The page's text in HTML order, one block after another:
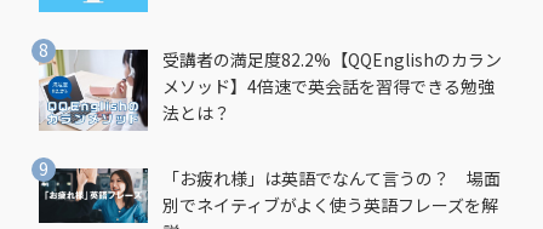
受講者の満足度82.2%【QQEnglishのカラン
メソッド】4倍速で英会話を習得できる勉強
法とは？
「お疲れ様」は英語でなんて言うの？ 場面
別でネイティブがよく使う英語フレーズを解